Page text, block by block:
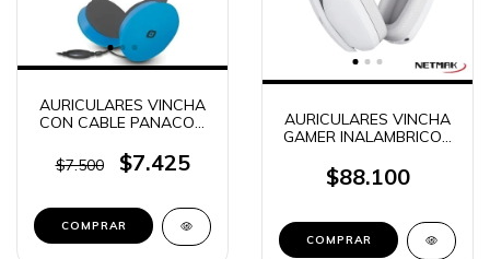
AURICULARES VINCHA
CON CABLE PANACOM
$7.500
$7.425
COMPRAR
AURICULARES VINCHA
GAMER INALAMBRICOS
BLUETOOTH CON
MICROFONO
NM-N35
$88.100
COMPRAR